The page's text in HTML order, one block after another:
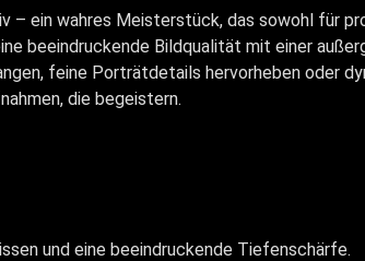
– ein wahres Meisterstück, das sowohl für
beeindruckende Bildqualität mit einer
feine Porträtdetails hervorheben oder
die begeistern.
und eine beeindruckende Tiefenschärfe.